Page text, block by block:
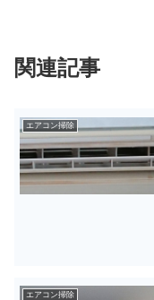
関連記事
エアコン掃除
エアコン掃除